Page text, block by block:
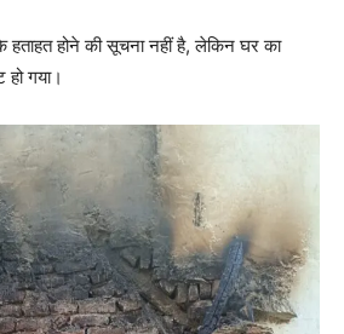
हताहत होने की सूचना नहीं है, लेकिन घर का
गया।